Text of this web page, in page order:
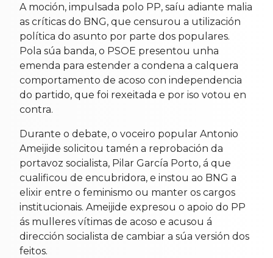
A moción, impulsada polo PP, saíu adiante malia
as críticas do BNG, que censurou a utilización
política do asunto por parte dos populares.
Pola súa banda, o PSOE presentou unha
emenda para estender a condena a calquera
comportamento de acoso con independencia
do partido, que foi rexeitada e por iso votou en
contra.
Durante o debate, o voceiro popular Antonio
Ameijide solicitou tamén a reprobación da
portavoz socialista, Pilar García Porto, á que
cualificou de encubridora, e instou ao BNG a
elixir entre o feminismo ou manter os cargos
institucionais. Ameijide expresou o apoio do PP
ás mulleres vítimas de acoso e acusou á
dirección socialista de cambiar a súa versión dos
feitos.